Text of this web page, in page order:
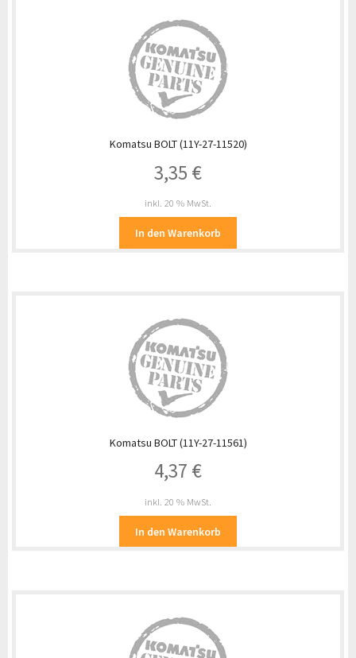
Komatsu BOLT (11Y-27-11520)
3,35 €
inkl. 20 % MwSt.
In den Warenkorb
Komatsu BOLT (11Y-27-11561)
4,37 €
inkl. 20 % MwSt.
In den Warenkorb